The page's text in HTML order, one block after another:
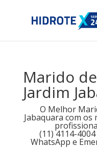
Marido
Jardim
O Melhor
Jabaquara com os
(11) 4114-
WhatsApp e